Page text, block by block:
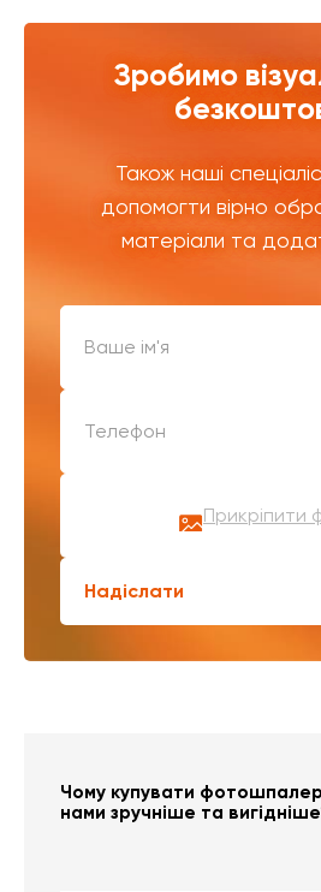
Зробимо
Також наші
допомогти вірно
матеріали та
Прикріпити
Надіслати
Чому купувати
нами зручніше та